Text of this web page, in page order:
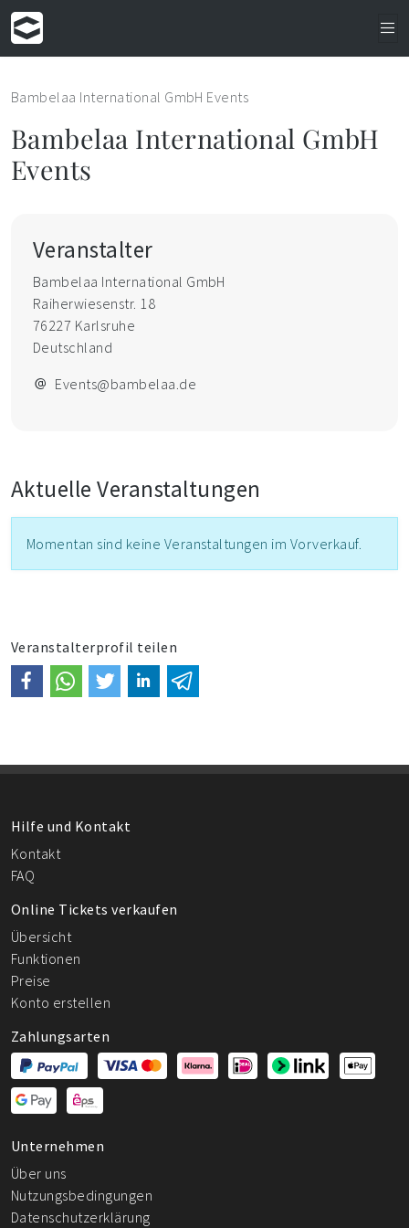
Bambelaa International GmbH Events
Bambelaa International GmbH
Events
Veranstalter
Bambelaa International GmbH
Raiherwiesenstr. 18
76227 Karlsruhe
Deutschland
Events@bambelaa.de
Aktuelle Veranstaltungen
Momentan sind keine Veranstaltungen im Vorverkauf.
Veranstalterprofil teilen
Hilfe und Kontakt
Kontakt
FAQ
Online Tickets verkaufen
Übersicht
Funktionen
Preise
Konto erstellen
Zahlungsarten
Unternehmen
Über uns
Nutzungsbedingungen
Datenschutzerklärung